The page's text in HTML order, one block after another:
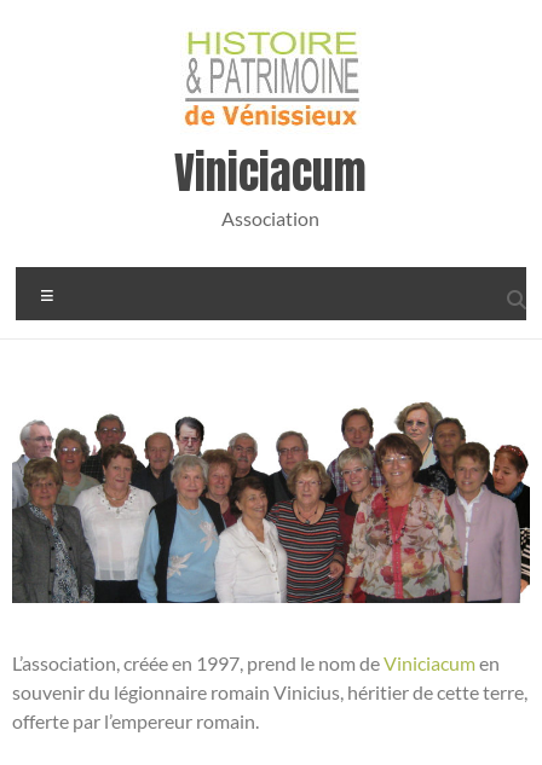
Viniciacum
Association
L’association, créée en 1997, prend le nom deViniciacumen
souvenir du légionnaire romain Vinicius, héritier de cette terre,
offerte par l’empereur romain.